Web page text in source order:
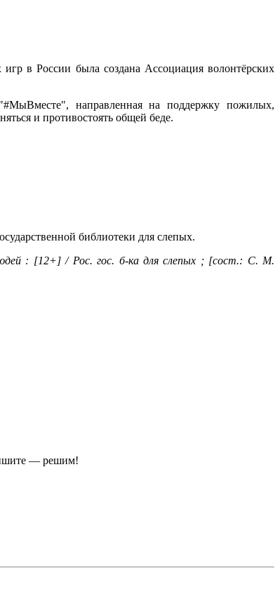
в России была создана Ассоциация волонтёрских
направленная на поддержку пожилых,
и противостоять общей беде.
библиотеки для слепых.
: [12+] / Рос. гос. б-ка для слепых ; [сост.: С. М.
— решим!